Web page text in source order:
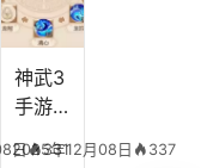
神用
什么
装备
日 331
神武3
手游
2025年12月08日 337